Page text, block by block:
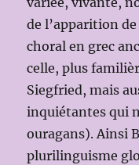
de l’apparition
choral en grec
celle, plus
Siegfried, mais
inquiétantes qui
ouragans). Ainsi
plurilinguisme